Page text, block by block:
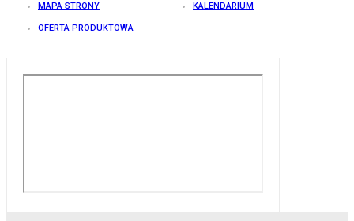
MAPA STRONY KALENDARIUM
OFERTA PRODUKTOWA